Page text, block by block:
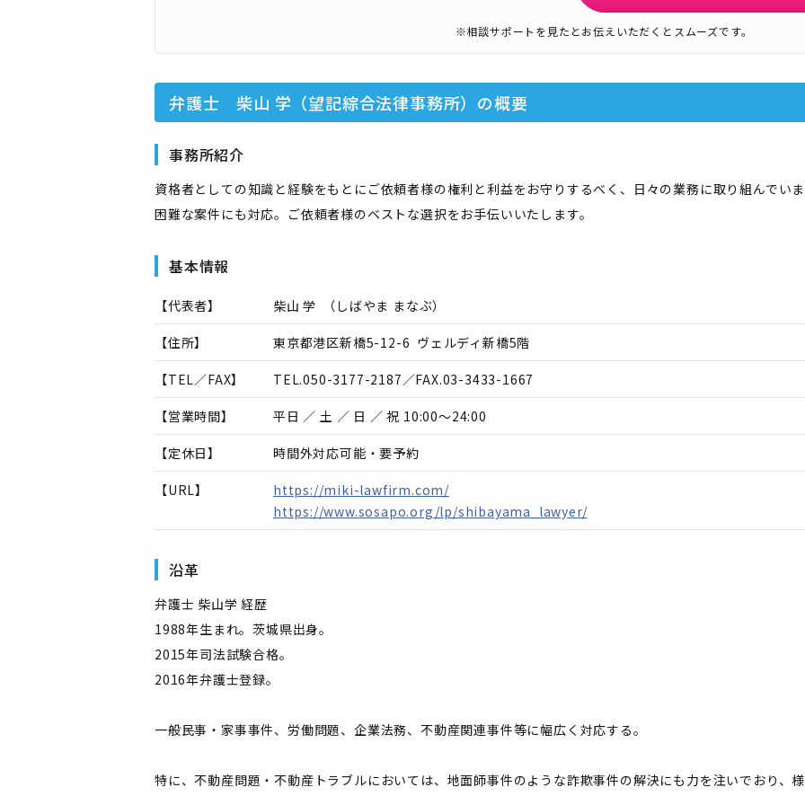
※相談サポートを見たとお伝えいただくとスムーズです。
弁護士 柴山 学（望記綜合法律事務所） の概要
事務所紹介
資格者としての知識と経験をもとにご依頼者様の権利と利益をお守りするべく、日々の業務に取り組んでい
困難な案件にも対応。ご依頼者様のベストな選択をお手伝いいたします。
基本情報
【代表者】 柴山 学 （ しばやま まなぶ）
【住所】 東京都港区新橋5-12-6 ヴェルディ新橋5階
【TEL／FAX】 TEL.050-3177-2187 ／FAX.03-3433-1667
【営業時間】 平日 ／ 土 ／ 日 ／ 祝 10:00～24:00
【定休日】 時間外対応可能・要予約
【URL】
https://miki-lawfirm.com/
https://www.sosapo.org/lp/shibayama_lawyer/
沿革
弁護士 柴山学 経歴
1988年生まれ。茨城県出身。
2015年司法試験合格。
2016年弁護士登録。
一般民事・家事事件、労働問題、企業法務、不動産関連事件等に幅広く対応する。
特に、不動産問題・不動産トラブルにおいては、地面師事件のような詐欺事件の解決にも力を注いでおり、